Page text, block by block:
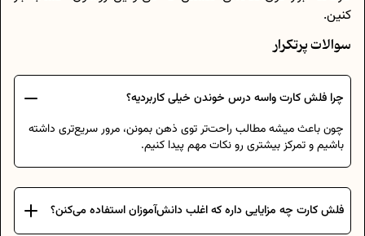
کنین.
سوالات پرتکرار
چرا فلش کارت واسه درس خوندن خیلی کاربردیه؟
چون باعث میشه مطالب راحت‌تر توی ذهن بمونن، مرور سریع‌تری داشته
باشیم و تمرکز بیشتری رو نکات مهم پیدا کنیم.
فلش کارت چه مزایایی داره که اغلب دانش‌آموزان استفاده می‌کنن؟